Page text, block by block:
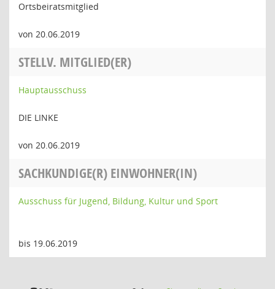
Ortsbeiratsmitglied
von 20.06.2019
STELLV. MITGLIED(ER)
Hauptausschuss
DIE LINKE
von 20.06.2019
SACHKUNDIGE(R) EINWOHNER(IN)
Ausschuss für Jugend, Bildung, Kultur und Sport
bis 19.06.2019